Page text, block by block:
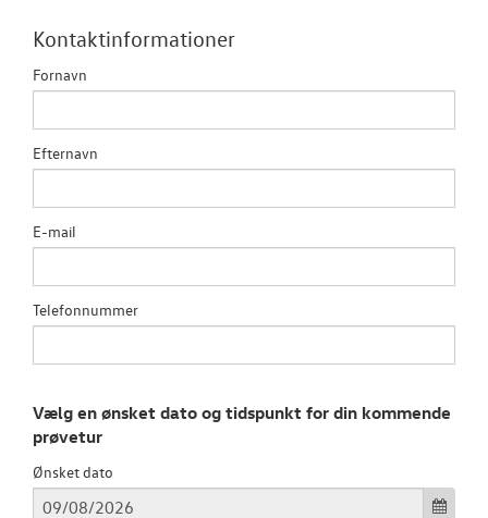
NYE VAREBILER
VÆRKSTED
NYHEDER
Kontaktinformationer
Fornavn
Efternavn
E-mail
Telefonnummer
Vælg en ønsket dato og tidspunkt for din kommende
prøvetur
Ønsket dato